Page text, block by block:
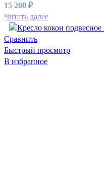
15 200 ₽
Читать далее
Сравнить
Быстрый просмотр
В избранное